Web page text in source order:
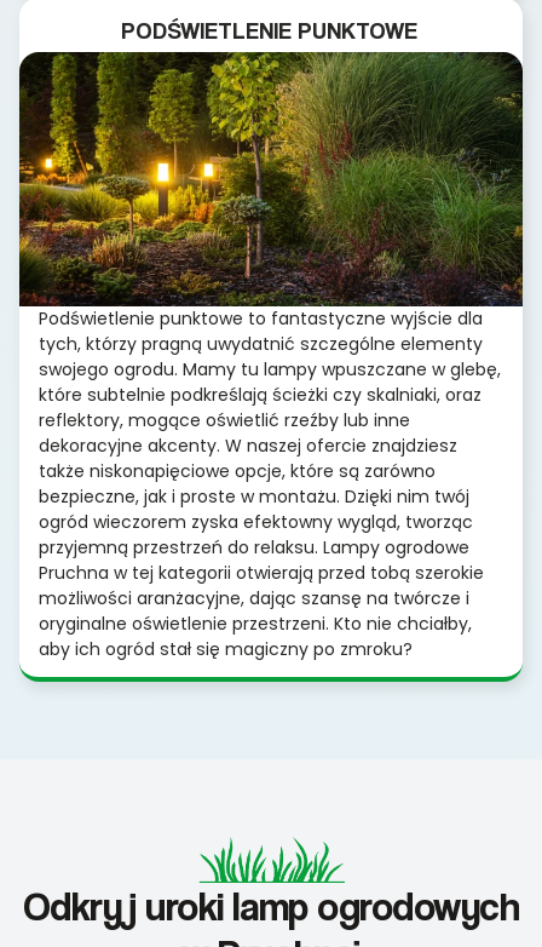
PODŚWIETLENIE PUNKTOWE
Podświetlenie punktowe to fantastyczne wyjście dla
tych, którzy pragną uwydatnić szczególne elementy
swojego ogrodu. Mamy tu lampy wpuszczane w glebę,
które subtelnie podkreślają ścieżki czy skalniaki, oraz
reflektory, mogące oświetlić rzeźby lub inne
dekoracyjne akcenty. W naszej ofercie znajdziesz
także niskonapięciowe opcje, które są zarówno
bezpieczne, jak i proste w montażu. Dzięki nim twój
ogród wieczorem zyska efektowny wygląd, tworząc
przyjemną przestrzeń do relaksu. Lampy ogrodowe
Pruchna w tej kategorii otwierają przed tobą szerokie
możliwości aranżacyjne, dając szansę na twórcze i
oryginalne oświetlenie przestrzeni. Kto nie chciałby,
aby ich ogród stał się magiczny po zmroku?
Odkryj uroki lamp ogrodowych